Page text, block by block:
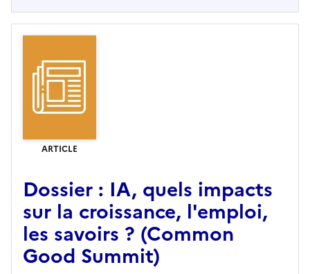
ARTICLE
Dossier : IA, quels impacts
sur la croissance, l'emploi,
les savoirs ? (Common
Good Summit)